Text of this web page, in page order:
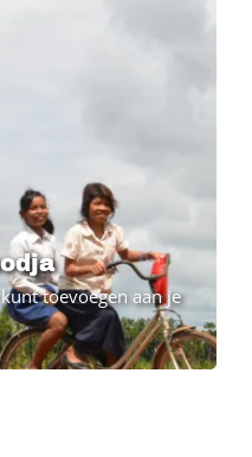
toevoegen aan je